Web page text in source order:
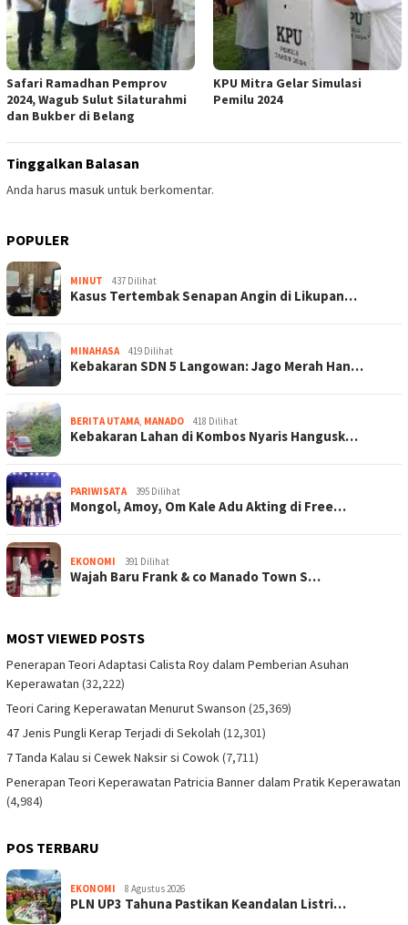
Safari Ramadhan Pemprov
2024, Wagub Sulut Silaturahmi
dan Bukber di Belang
KPU Mitra Gelar Simulasi
Pemilu 2024
Tinggalkan Balasan
Anda harus masukuntuk berkomentar.
POPULER
MINUT 437 Dilihat
Kasus Tertembak Senapan Angin di Likupan…
MINAHASA 419 Dilihat
Kebakaran SDN 5 Langowan: Jago Merah Han…
BERITA UTAMA, MANADO 418 Dilihat
Kebakaran Lahan di Kombos Nyaris Hangusk…
PARIWISATA 395 Dilihat
Mongol, Amoy, Om Kale Adu Akting di Free…
EKONOMI 391 Dilihat
Wajah Baru Frank & co Manado Town S…
MOST VIEWED POSTS
Penerapan Teori Adaptasi Calista Roy dalam Pemberian Asuhan
Keperawatan (32,222)
Teori Caring Keperawatan Menurut Swanson (25,369)
47 Jenis Pungli Kerap Terjadi di Sekolah (12,301)
7 Tanda Kalau si Cewek Naksir si Cowok(7,711)
Penerapan Teori Keperawatan Patricia Banner dalam Pratik Keperawatan
(4,984)
POS TERBARU
EKONOMI 8 Agustus 2026
PLN UP3 Tahuna Pastikan Keandalan Listri…